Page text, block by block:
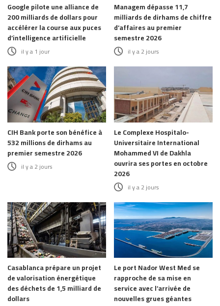
Google pilote une alliance de
200 milliards de dollars pour
accélérer la course aux puces
d’intelligence artificielle
il y a 1 jour
Managem dépasse 11,7
milliards de dirhams de chiffre
d’affaires au premier
semestre 2026
il y a 2 jours
CIH Bank porte son bénéfice à
532 millions de dirhams au
premier semestre 2026
il y a 2 jours
Le Complexe Hospitalo-
Universitaire International
Mohammed VI de Dakhla
ouvrira ses portes en octobre
2026
il y a 2 jours
Casablanca prépare un projet
de valorisation énergétique
des déchets de 1,5 milliard de
dollars
Le port Nador West Med se
rapproche de sa mise en
service avec l’arrivée de
nouvelles grues géantes